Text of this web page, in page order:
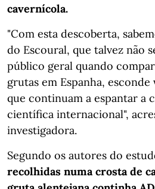
cavernícola.
"Com esta descoberta,
do Escoural, que talvez não
público geral quando
grutas em Espanha,
que continuam a espantar a
científica internacional",
investigadora.
Segundo os autores do
recolhidas numa crosta de